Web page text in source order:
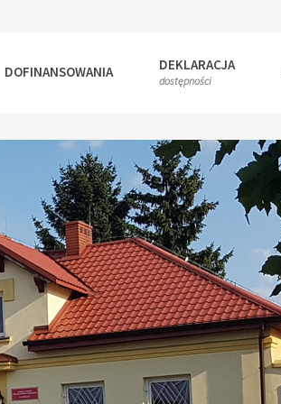
DOFINANSOWANIA DEKLARACJA
dostępności